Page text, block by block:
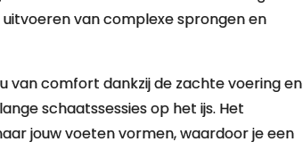
van complexe sprongen en
van comfort dankzij de zachte voering en
schaatssessies op het ijs. Het
jouw voeten vormen, waardoor je een